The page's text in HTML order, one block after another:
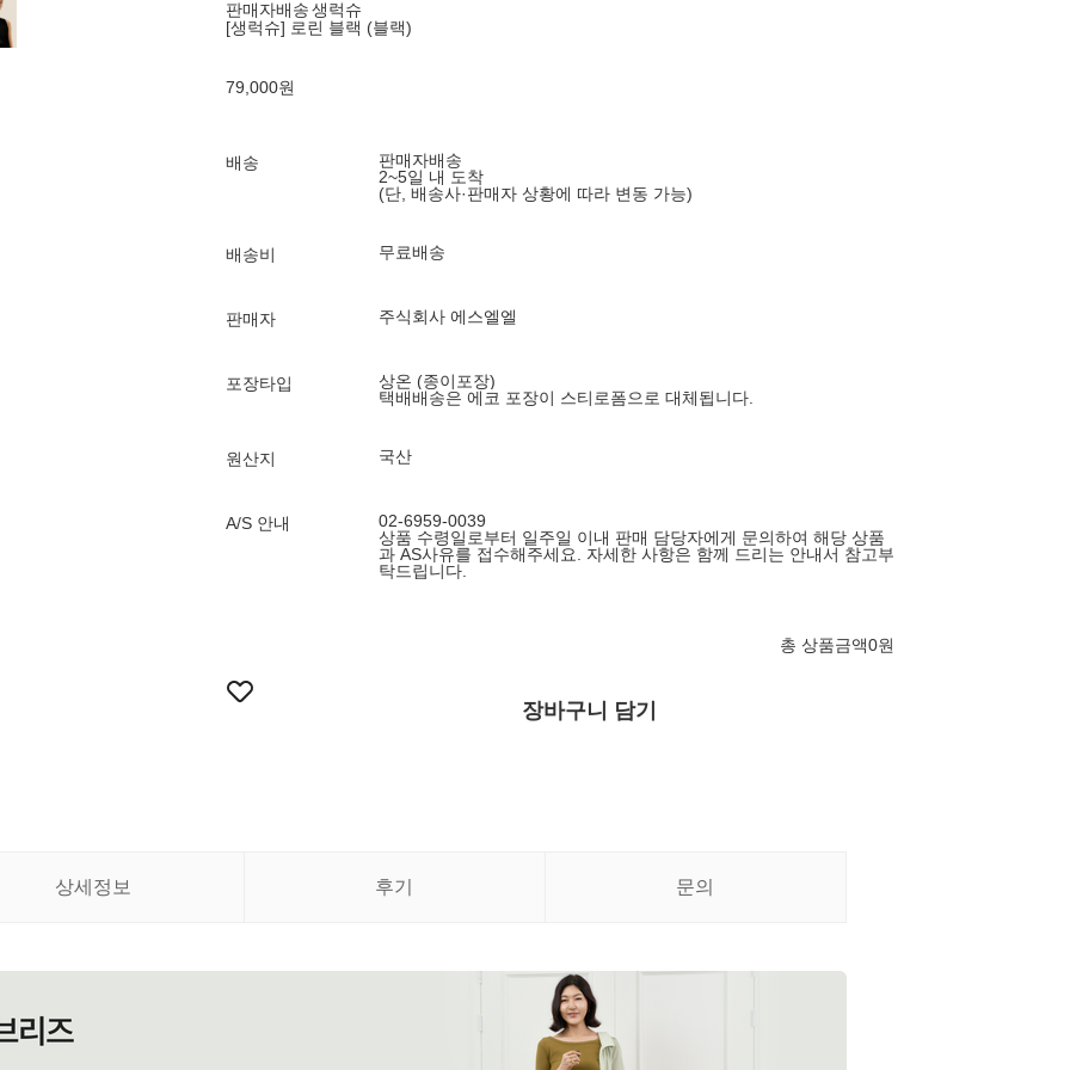
판매자배송생럭슈
[생럭슈] 로린 블랙 (블랙)
79,000원
배송
판매자배송
2~5일 내 도착
(단, 배송사·판매자 상황에 따라 변동 가능)
배송비 무료배송
판매자 주식회사 에스엘엘
포장타입
상온 (종이포장)
택배배송은 에코 포장이 스티로폼으로 대체됩니다.
원산지 국산
A/S 안내
02-6959-0039
상품 수령일로부터 일주일 이내 판매 담당자에게 문의하여 해당 상품
과 AS사유를 접수해주세요. 자세한 사항은 함께 드리는 안내서 참고부
탁드립니다.
총 상품금액0원
장바구니 담기
상세정보 후기 문의